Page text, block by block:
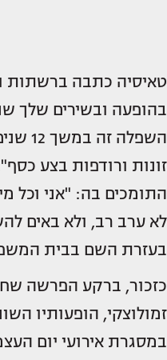
טאיסיה כתבה ברשתות
בהופעה ובשירים שלך
זונות ורודפות בצע
התומכים בה: "אני וכל
לא ערב רב, ולא באים
בעזרת השם בבית
כזכור, ברקע הפרשה
זמולוצקי, הופעותיו
במסגרת אירועי יום